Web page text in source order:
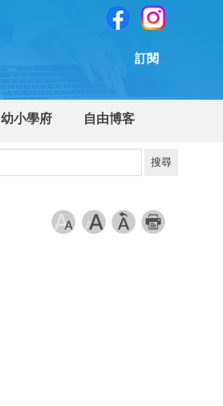
訂閱
幼小學府 自由博客
搜尋